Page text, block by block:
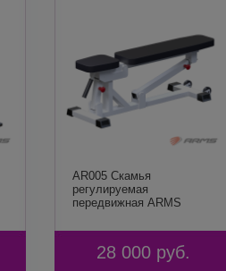
AR005 Скамья
регулируемая
передвижная ARMS
28 000 руб.